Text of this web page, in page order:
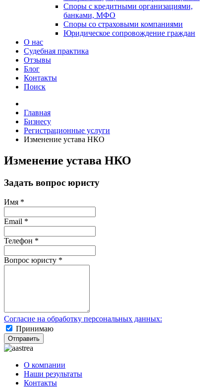
Споры с кредитными организациями,
банками, МФО
Споры со страховыми компаниями
Юридическое сопровождение граждан
О нас
Судебная практика
Отзывы
Блог
Контакты
Поиск
Главная
Бизнесу
Регистрационные услуги
Изменение устава НКО
Изменение устава НКО
Задать вопрос юристу
Имя *
Email *
Телефон *
Вопрос юристу *
Согласие на обработку персональных данных:
Принимаю
Отправить
О компании
Наши результаты
Контакты